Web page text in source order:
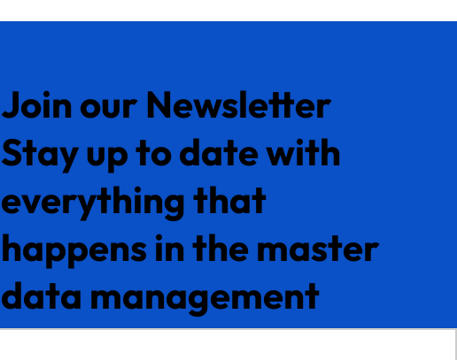
Join our Newsletter
Stay up to date with
everything that
happens in the master
data management
market